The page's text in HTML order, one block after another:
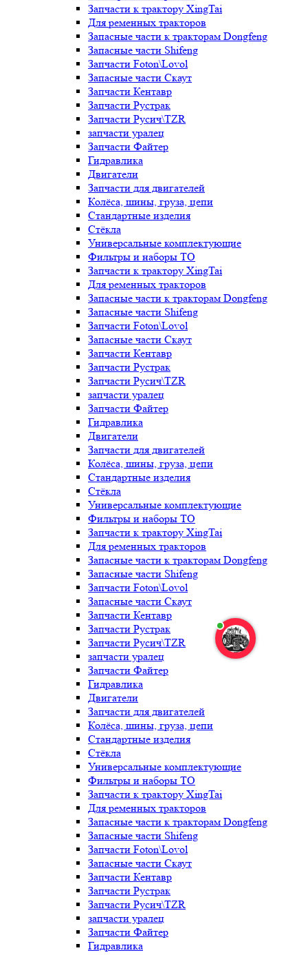
Запчасти к трактору XingTai
Для ременных тракторов
Запасные части к тракторам Dongfeng
Запасные части Shifeng
Запчасти Foton\Lovol
Запасные части Скаут
Запчасти Кентавр
Запчасти Рустрак
Запчасти Русич\TZR
запчасти уралец
Запчасти Файтер
Гидравлика
Двигатели
Запчасти для двигателей
Колёса, шины, груза, цепи
Стандартные изделия
Стёкла
Универсальные комплектующие
Фильтры и наборы ТО
Запчасти к трактору XingTai
Для ременных тракторов
Запасные части к тракторам Dongfeng
Запасные части Shifeng
Запчасти Foton\Lovol
Запасные части Скаут
Запчасти Кентавр
Запчасти Рустрак
Запчасти Русич\TZR
запчасти уралец
Запчасти Файтер
Гидравлика
Двигатели
Запчасти для двигателей
Колёса, шины, груза, цепи
Стандартные изделия
Стёкла
Универсальные комплектующие
Фильтры и наборы ТО
Запчасти к трактору XingTai
Для ременных тракторов
Запасные части к тракторам Dongfeng
Запасные части Shifeng
Запчасти Foton\Lovol
Запасные части Скаут
Запчасти Кентавр
Запчасти Рустрак
Запчасти Русич\TZR
запчасти уралец
Запчасти Файтер
Гидравлика
Двигатели
Запчасти для двигателей
Колёса, шины, груза, цепи
Стандартные изделия
Стёкла
Универсальные комплектующие
Фильтры и наборы ТО
Запчасти к трактору XingTai
Для ременных тракторов
Запасные части к тракторам Dongfeng
Запасные части Shifeng
Запчасти Foton\Lovol
Запасные части Скаут
Запчасти Кентавр
Запчасти Рустрак
Запчасти Русич\TZR
запчасти уралец
Запчасти Файтер
Гидравлика